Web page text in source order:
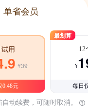
单省会员
用
¥39
0.48元
最划算
12
¥
每日
动续费，可随时取消。